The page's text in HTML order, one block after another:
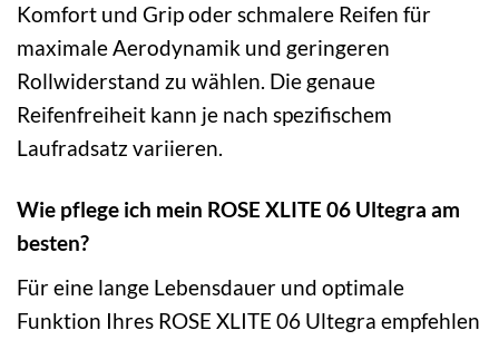
Komfort und Grip oder schmalere Reifen für
maximale Aerodynamik und geringeren
Rollwiderstand zu wählen. Die genaue
Reifenfreiheit kann je nach spezifischem
Laufradsatz variieren.
Wie pflege ich mein ROSE XLITE 06 Ultegra am
besten?
Für eine lange Lebensdauer und optimale
Funktion Ihres ROSE XLITE 06 Ultegra empfehlen